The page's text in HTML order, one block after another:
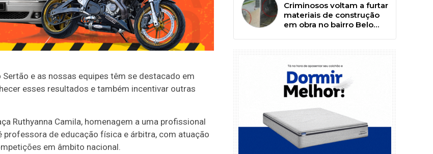
e as nossas equipes têm se destacado em
esses resultados e também incentivar outras
Ruthyanna Camila, homenagem a uma profissional
de educação física e árbitra, com atuação
em âmbito nacional.
Criminosos voltam a furtar
materiais de construção
em obra no bairro Belo